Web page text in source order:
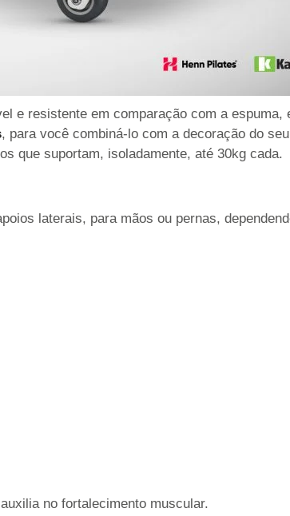
e resistente em comparação com a espuma,
, para você combiná-lo com a decoração do
que suportam, isoladamente, até 30kg cada.
laterais, para mãos ou pernas,
no fortalecimento muscular.